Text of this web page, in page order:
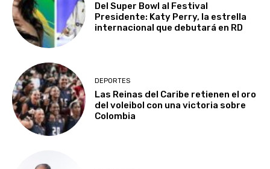
Del Super Bowl al Festival
Presidente: Katy Perry, la estrella
internacional que debutará en RD
DEPORTES
Las Reinas del Caribe retienen el oro
del voleibol con una victoria sobre
Colombia